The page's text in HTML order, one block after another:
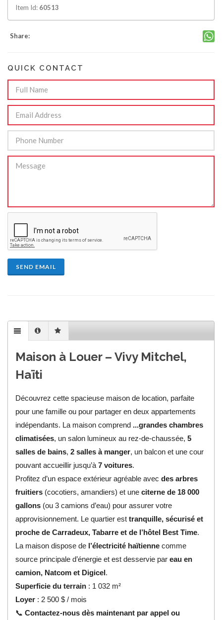
Item Id: 60513
Share:
QUICK CONTACT
SEND EMAIL
Maison à Louer – Vivy Mitchel,
Haïti
Découvrez cette spacieuse maison de location, parfaite
pour une famille ou pour partager en deux appartements
indépendants. La maison comprend ...grandes chambres
climatisées, un salon lumineux au rez-de-chaussée,5
salles de bains,2 salles à manger, un balcon et une cour
pouvant accueillir jusqu’à7 voitures.
Profitez d’un espace extérieur agréable avecdes arbres
fruitiers (cocotiers, amandiers) et uneciterne de 18 000
gallons (ou 3 camions d’eau) pour assurer votre
approvisionnement. Le quartier esttranquille, sécurisé et
proche de Carradeux, Tabarre et de l’hôtel Best Time.
La maison dispose de l’électricité haïtienne comme
source principale d’énergie et est desservie pareau en
camion, Natcom et Digicel.
Superficie du terrain : 1 032 m²
Loyer : 2 500 $ / mois
📞Contactez-nous dès maintenant par appel ou